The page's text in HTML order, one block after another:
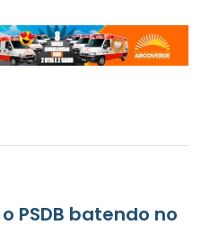
PSDB batendo no